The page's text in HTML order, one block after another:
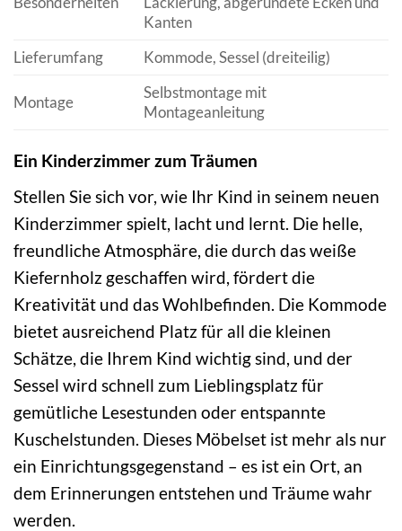
Kanten
Lieferumfang
Kommode, Sessel (dreiteilig)
Montage
Selbstmontage mit
Montageanleitung
Ein Kinderzimmer zum Träumen
Stellen Sie sich vor, wie Ihr Kind in seinem neuen
Kinderzimmer spielt, lacht und lernt. Die helle,
freundliche Atmosphäre, die durch das weiße
Kiefernholz geschaffen wird, fördert die
Kreativität und das Wohlbefinden. Die Kommode
bietet ausreichend Platz für all die kleinen
Schätze, die Ihrem Kind wichtig sind, und der
Sessel wird schnell zum Lieblingsplatz für
gemütliche Lesestunden oder entspannte
Kuschelstunden. Dieses Möbelset ist mehr als nur
ein Einrichtungsgegenstand – es ist ein Ort, an
dem Erinnerungen entstehen und Träume wahr
werden.